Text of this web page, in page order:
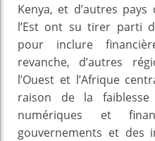
Kenya, et d’autres
l’Est ont su tirer parti
pour inclure
revanche, d’autres
l’Ouest et l’Afrique
raison de la
numériques et
gouvernements et des